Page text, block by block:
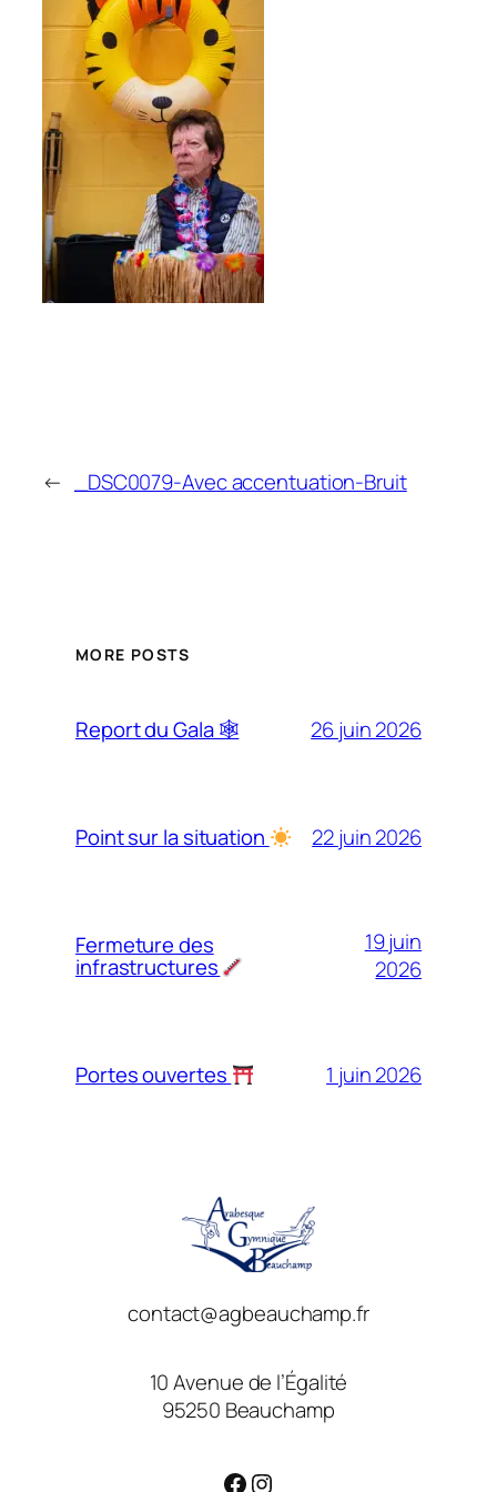
← _DSC0079-Avec accentuation-Bruit
MORE POSTS
Report du Gala 🕸 26 juin 2026
Point sur la situation 22 juin 2026
Fermeture des
infrastructures
19 juin
2026
Portes ouvertes 1 juin 2026
contact@agbeauchamp.fr
10 Avenue de l’Égalité
95250 Beauchamp
Facebook
Instagram